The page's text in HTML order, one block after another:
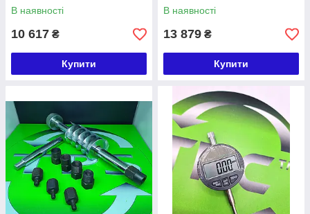
В наявності
10 617 ₴
Купити
В наявності
13 879 ₴
Купити